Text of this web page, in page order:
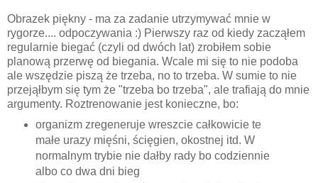
Obrazek piękny - ma za zadanie utrzymywać mnie w
rygorze.... odpoczywania :) Pierwszy raz od kiedy zacząłem
regularnie biegać (czyli od dwóch lat) zrobiłem sobie
planową przerwę od biegania. Wcale mi się to nie podoba
ale wszędzie piszą że trzeba, no to trzeba. W sumie to nie
przejąłbym się tym że "trzeba bo trzeba", ale trafiają do mnie
argumenty. Roztrenowanie jest konieczne, bo:
organizm zregeneruje wreszcie całkowicie te
małe urazy mięśni, ścięgien, okostnej itd. W
normalnym trybie nie dałby rady bo codziennie
albo co dwa dni bieg